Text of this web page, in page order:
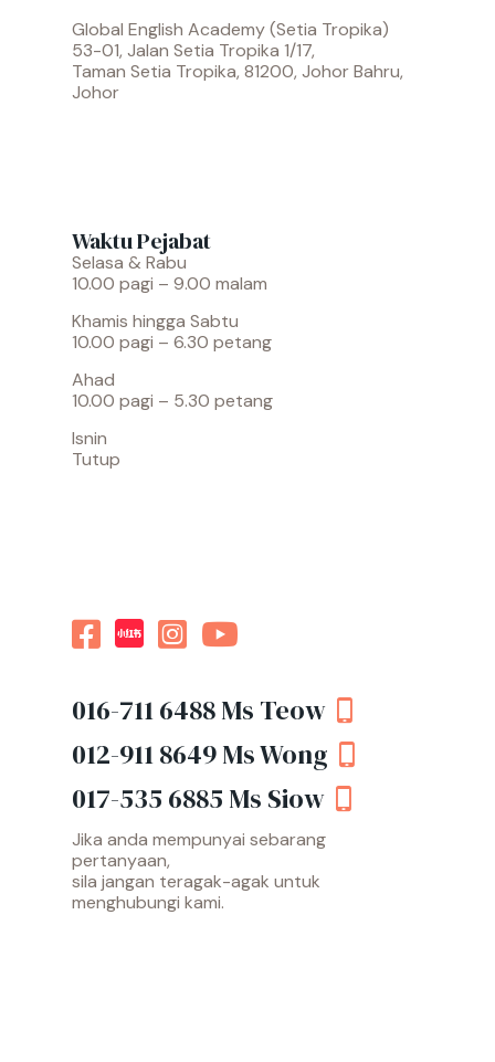
Global English Academy (Setia Tropika)
53-01, Jalan Setia Tropika 1/17,
Taman Setia Tropika, 81200, Johor Bahru,
Johor
Waktu Pejabat
Selasa & Rabu
10.00 pagi – 9.00 malam
Khamis hingga Sabtu
10.00 pagi – 6.30 petang
Ahad
10.00 pagi – 5.30 petang
Isnin
Tutup
016-711 6488Ms Teow
012-911 8649Ms Wong
017-535 6885 Ms Siow
Jika anda mempunyai sebarang
pertanyaan,
sila jangan teragak-agak untuk
menghubungi kami.